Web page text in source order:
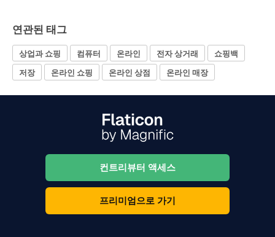
연관된 태그
상업과 쇼핑 컴퓨터 온라인 전자 상거래
쇼핑백
저장
온라인 쇼핑 온라인 상점 온라인 매장
컨트리뷰터 액세스
프리미엄으로 가기